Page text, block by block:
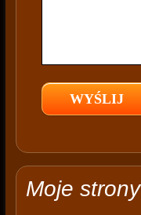
e
e
p
y
Moje strony